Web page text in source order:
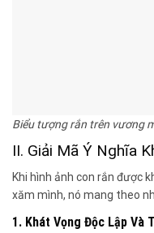
Biểu tượng rắn trên vương
II. Giải Mã Ý Nghĩa
Khi hình ảnh con rắn được
xăm mình, nó mang theo
1. Khát Vọng Độc Lập Và